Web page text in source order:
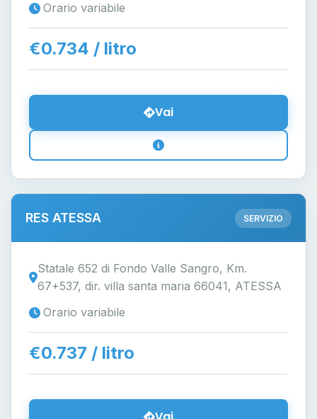
Orario variabile
€0.734 / litro
Vai
RES ATESSA SERVIZIO
Statale 652 di Fondo Valle Sangro, Km.
67+537, dir. villa santa maria 66041, ATESSA
Orario variabile
€0.737 / litro